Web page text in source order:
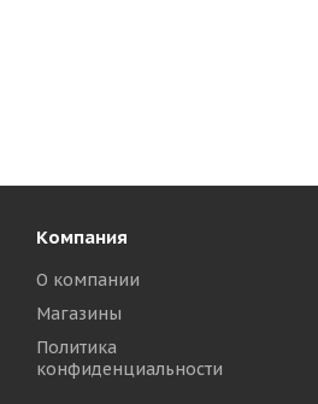
Компания
О компании
Магазины
Политика
конфиденциальности